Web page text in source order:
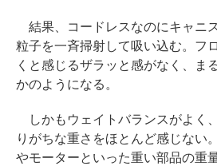
結果、コードレスなのにキャニ
粒子を一斉掃射して吸い込む。フ
くと感じるザラッと感がなく、ま
かのようになる。
しかもウェイトバランスがよく
りがちな重さをほとんど感じない
やモーターといった重い部品の重